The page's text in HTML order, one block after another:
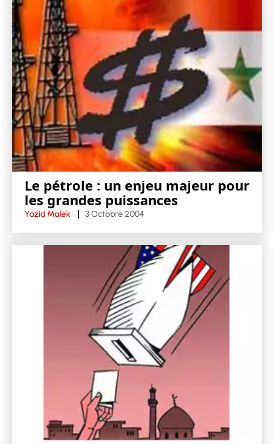
Le pétrole : un enjeu majeur pour
les grandes puissances
Yazid Malek 3 Octobre 2004